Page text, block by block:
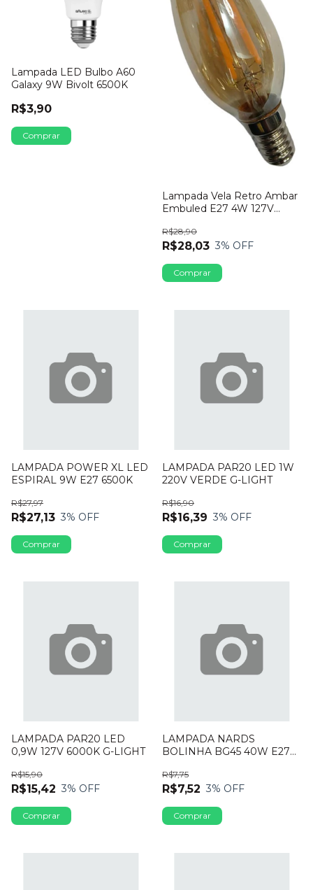
Lampada LED Bulbo A60
Galaxy 9W Bivolt 6500K
R$3,90
Lampada Vela Retro Ambar
Embuled E27 4W 127V
R$28,03
R$28,90
3% OFF
LAMPADA POWER XL LED
ESPIRAL 9W E27 6500K
R$27,13
R$27,97
3% OFF
LAMPADA PAR20 LED 1W
220V VERDE G-LIGHT
R$16,39
R$16,90
3% OFF
LAMPADA PAR20 LED
0,9W 127V 6000K G-LIGHT
R$15,42
R$15,90
3% OFF
LAMPADA NARDS
BOLINHA BG45 40W E27
R$7,52
R$7,75
3% OFF